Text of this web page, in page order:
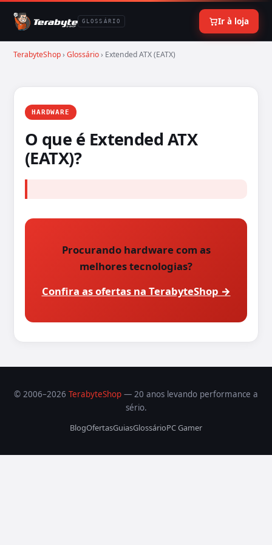
GLOSSÁRIO Ir à loja
TerabyteShop› Glossário› Extended ATX (EATX)
HARDWARE
O que é Extended ATX
(EATX)?
Procurando hardware com as
melhores tecnologias?
Confira as ofertas na TerabyteShop →
© 2006–2026 TerabyteShop — 20 anos levando performance a
sério.
BlogOfertasGuiasGlossárioPC Gamer